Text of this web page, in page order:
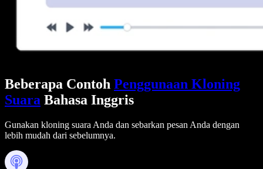
Beberapa Contoh Penggunaan Kloning
Suara Bahasa Inggris
Gunakan kloning suara Anda dan sebarkan pesan Anda dengan
lebih mudah dari sebelumnya.